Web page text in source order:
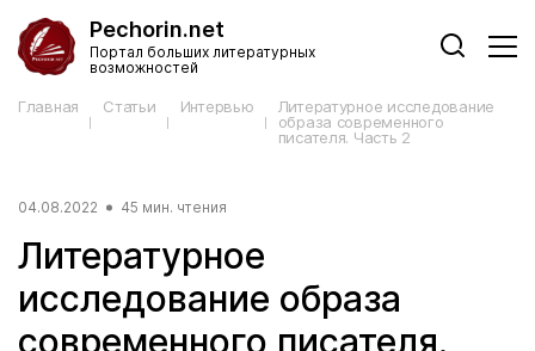
Pechorin.net
Портал больших литературных
возможностей
Главная Статьи Интервью
Литературное исследование
образа современного
писателя. Часть 2
Литературное
исследование образа
современного писателя.
04.08.2022 45 мин. чтения